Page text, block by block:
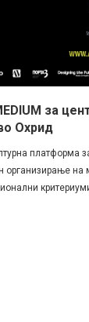
за
Охрид
платформа
организирање на